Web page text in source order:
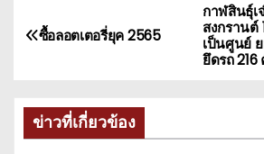
แ
แ
กาฬสินธุ์เ
สงกรานต์
เป็นศูนย์
ยึดรถ 216
ซื้อลอตเตอรี่ยุค 2565
ข่าวที่เกี่ยวข้อง